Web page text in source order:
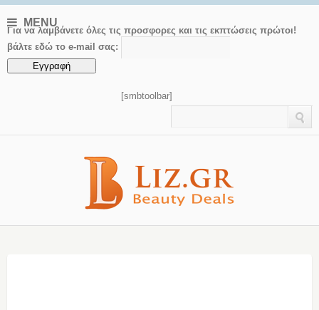
MENU
Για να λαμβάνετε όλες τις προσφορες και τις εκπτώσεις πρώτοι!
βάλτε εδώ το e-mail σας:
[smbtoolbar]